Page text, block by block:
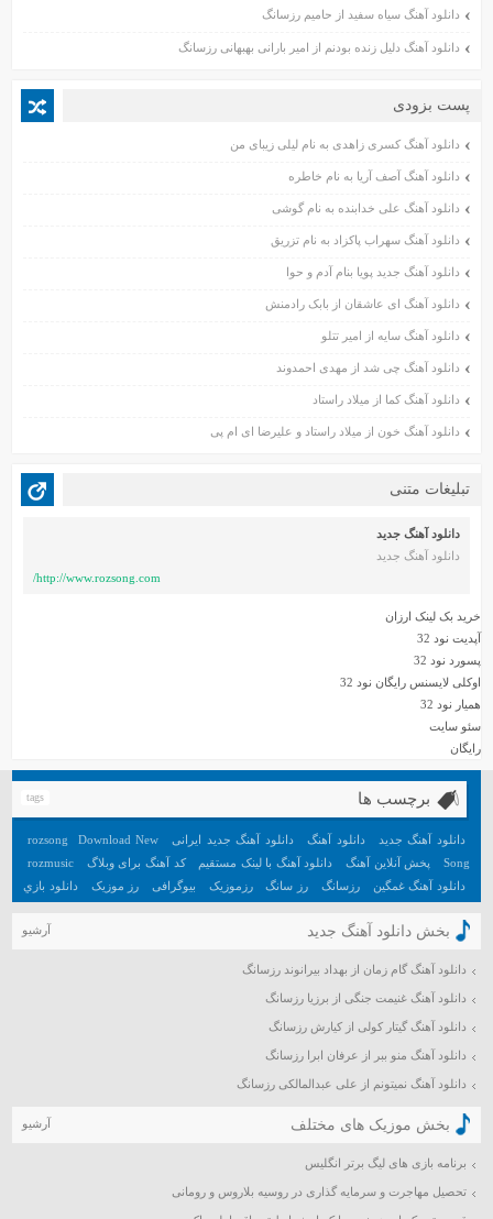
مهر ۱۴۰۱
اردیبهشت ۱۴۰۱
فروردین ۱۴۰۱
اسفند ۱۴۰۰
آبان ۱۴۰۰
مهر ۱۴۰۰
شهریور ۱۴۰۰
مرداد ۱۴۰۰
دی ۱۳۹۹
آذر ۱۳۹۹
مهر ۱۳۹۹
شهریور ۱۳۹۹
مرداد ۱۳۹۹
خرداد ۱۳۹۹
اردیبهشت ۱۳۹۹
فروردین ۱۳۹۹
اسفند ۱۳۹۸
بهمن ۱۳۹۸
دی ۱۳۹۸
آذر ۱۳۹۸
مهر ۱۳۹۸
شهریور ۱۳۹۸
مرداد ۱۳۹۸
تیر ۱۳۹۸
خرداد ۱۳۹۸
اردیبهشت ۱۳۹۸
اسفند ۱۳۹۷
بهمن ۱۳۹۷
دی ۱۳۹۷
دانلود آهنگ سیاه سفید از حامیم رزسانگ
دانلود آهنگ دلیل زنده بودنم از امیر بارانی بهبهانی رزسانگ
پست بزودی
دانلود آهنگ کسری زاهدی به نام لیلی زیبای من
دانلود آهنگ آصف آریا به نام خاطره
دانلود آهنگ علی خدابنده به نام گوشی
دانلود آهنگ سهراب پاکزاد به نام تزریق
دانلود آهنگ جدید پویا بنام آدم و حوا
دانلود آهنگ ای عاشقان از بابک رادمنش
دانلود آهنگ سایه از امیر تتلو
دانلود آهنگ چی شد از مهدی احمدوند
دانلود آهنگ کما از میلاد راستاد
دانلود آهنگ خون از میلاد راستاد و علیرضا ای ام پی
تبلیغات متنی
دانلود آهنگ جدید
دانلود آهنگ جدید
http://www.rozsong.com/
خرید بک لینک ارزان
آپدیت نود 32
پسورد نود 32
اوکلی لایسنس رایگان نود 32
همیار نود 32
سئو سایت
رایگان
برچسب ها tags
دانلود آهنگ جدید دانلود آهنگ دانلود آهنگ جدید ایرانی rozsong
Download New
Song
پخش آنلاین آهنگ دانلود آهنگ با لینک مستقیم کد آهنگ برای وبلاگ
rozmusic
دانلود آهنگ غمگین
رزسانگ رز سانگ رزموزیک بیوگرافی رز موزیک
دانلود بازي
بخش دانلود آهنگ جدید آرشیو
دانلود آهنگ گام زمان از بهداد بیرانوند رزسانگ
دانلود آهنگ غنیمت جنگی از برزیا رزسانگ
دانلود آهنگ گیتار کولی از کیارش رزسانگ
دانلود آهنگ منو ببر از عرفان ابرا رزسانگ
دانلود آهنگ نمیتونم از علی عبدالمالکی رزسانگ
بخش موزیک های مختلف آرشیو
برنامه بازی های لیگ برتر انگلیس
تحصیل مهاجرت و سرمایه گذاری در روسیه بلاروس و رومانی